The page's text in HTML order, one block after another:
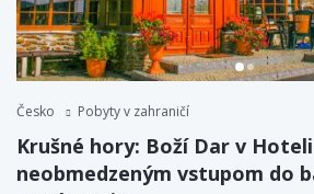
Česko Pobyty v zahraničí
Krušné hory: Boží Dar v
neobmedzeným vstupom do